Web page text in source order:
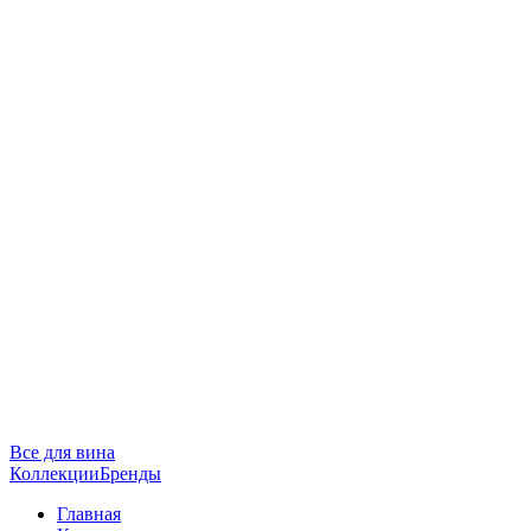
Все для вина
КоллекцииБренды
Главная